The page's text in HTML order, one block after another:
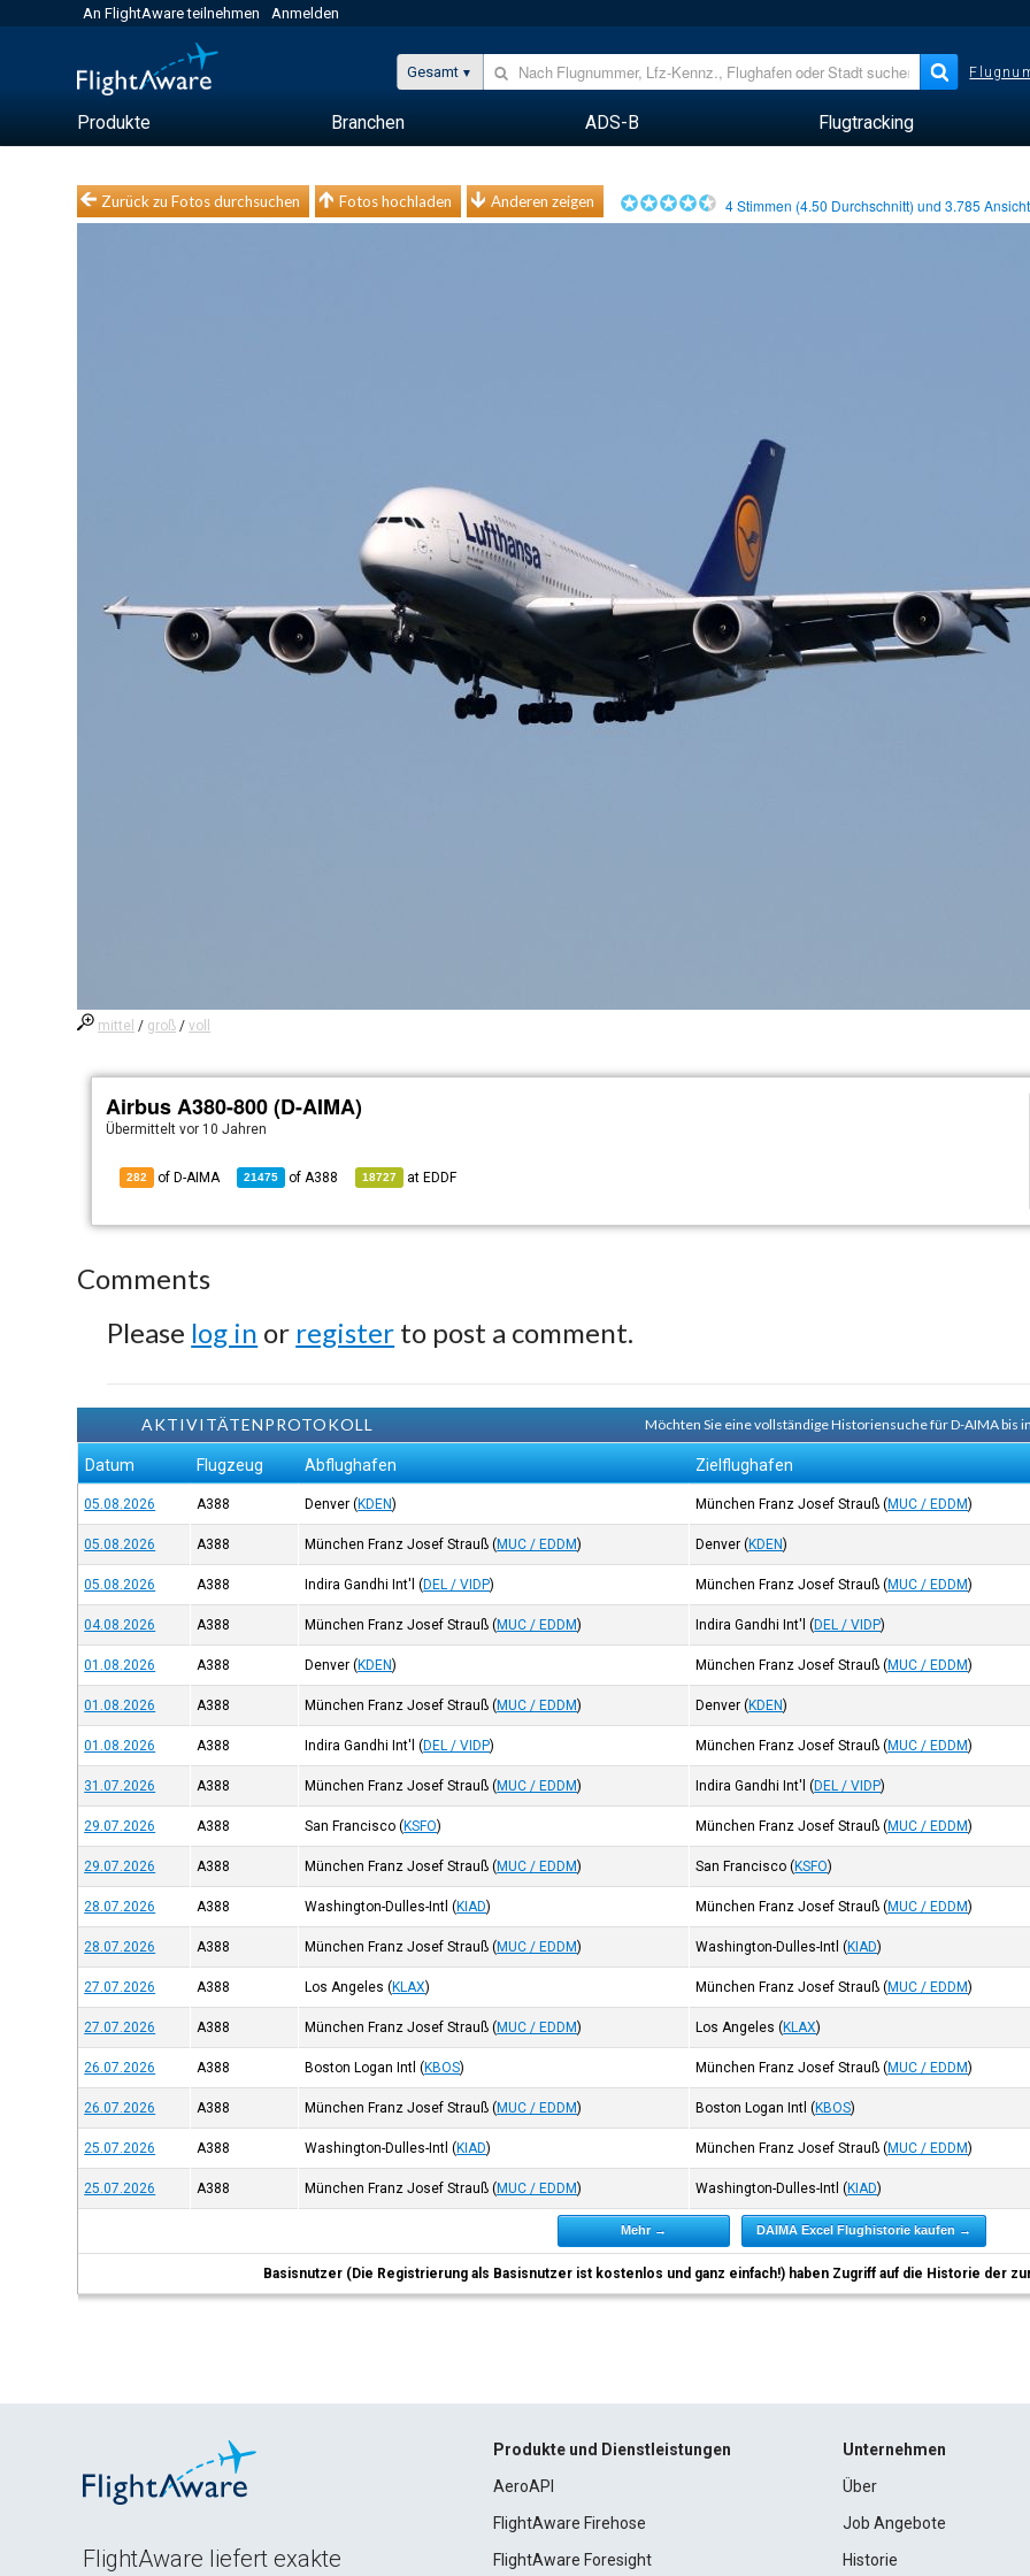
An FlightAware teilnehmen Anmelden
Gesamt
Produkte Branchen ADS-B Flugtracking
Zurück zu Fotos durchsuchen Fotos hochladen Anderen zeigen 4Stimmen (4.50 Durchschnitt) und3.785
mittel / groß /voll
Airbus A380-800 (D-AIMA)
Übermitteltvor 10 Jahren
282 of D-AIMA 21475 ofA388 18727 at EDDF
Comments
Please log in or register to post a comment.
AKTIVITÄTENPROTOKOLL Möchten Sie eine vollständige Historiensuche für D-AIMA bis
Datum Flugzeug Abflughafen Zielflughafen
05.08.2026 A388 Denver (KDEN) München Franz Josef Strauß (MUC / EDDM)
05.08.2026 A388 München Franz Josef Strauß (MUC / EDDM) Denver (KDEN)
05.08.2026 A388 Indira Gandhi Int'l (DEL / VIDP) München Franz Josef Strauß (MUC / EDDM)
04.08.2026 A388 München Franz Josef Strauß (MUC / EDDM) Indira Gandhi Int'l (DEL / VIDP)
01.08.2026 A388 Denver (KDEN) München Franz Josef Strauß (MUC / EDDM)
01.08.2026 A388 München Franz Josef Strauß (MUC / EDDM) Denver (KDEN)
01.08.2026 A388 Indira Gandhi Int'l (DEL / VIDP) München Franz Josef Strauß (MUC / EDDM)
31.07.2026 A388 München Franz Josef Strauß (MUC / EDDM) Indira Gandhi Int'l (DEL / VIDP)
29.07.2026 A388 San Francisco (KSFO) München Franz Josef Strauß (MUC / EDDM)
29.07.2026 A388 München Franz Josef Strauß (MUC / EDDM) San Francisco (KSFO)
28.07.2026 A388 Washington-Dulles-Intl (KIAD) München Franz Josef Strauß (MUC / EDDM)
28.07.2026 A388 München Franz Josef Strauß (MUC / EDDM) Washington-Dulles-Intl (KIAD)
27.07.2026 A388 Los Angeles (KLAX) München Franz Josef Strauß (MUC / EDDM)
27.07.2026 A388 München Franz Josef Strauß (MUC / EDDM) Los Angeles (KLAX)
26.07.2026 A388 Boston Logan Intl (KBOS) München Franz Josef Strauß (MUC / EDDM)
26.07.2026 A388 München Franz Josef Strauß (MUC / EDDM) Boston Logan Intl (KBOS)
25.07.2026 A388 Washington-Dulles-Intl (KIAD) München Franz Josef Strauß (MUC / EDDM)
25.07.2026 A388 München Franz Josef Strauß (MUC / EDDM) Washington-Dulles-Intl (KIAD)
Mehr → DAIMA Excel Flughistorie kaufen →
Basisnutzer (Die Registrierung als Basisnutzer ist kostenlos und ganz einfach!) haben Zugriff auf die Historie der
FlightAware liefert exakte
Produkte und Dienstleistungen
AeroAPI
FlightAware Firehose
FlightAware Foresight
Unternehmen
Über
Job Angebote
Historie